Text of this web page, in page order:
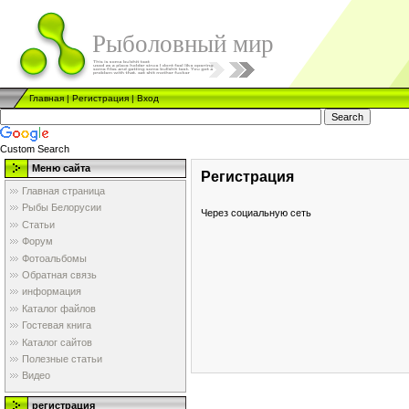
Рыболовный мир
Главная|Регистрация|Вход
Custom Search
Меню сайта
Главная страница
Рыбы Белорусии
Статьи
Форум
Фотоальбомы
Обратная связь
информация
Каталог файлов
Гостевая книга
Каталог сайтов
Полезные статьи
Видео
регистрация
Регистрация
Через социальную сеть